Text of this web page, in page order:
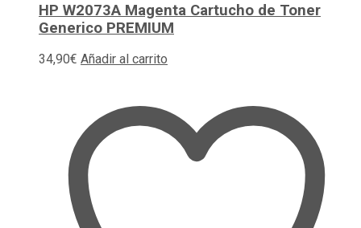
HP W2073A Magenta Cartucho de Toner
Generico PREMIUM
34,90€ Añadir al carrito